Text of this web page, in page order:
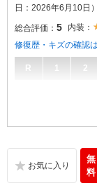
日：2026年6月10日）
総合評価： 5 内装：
修復歴・キズの確認
R 1 2
走行距離5万km以
目立たない軽微な
無
料